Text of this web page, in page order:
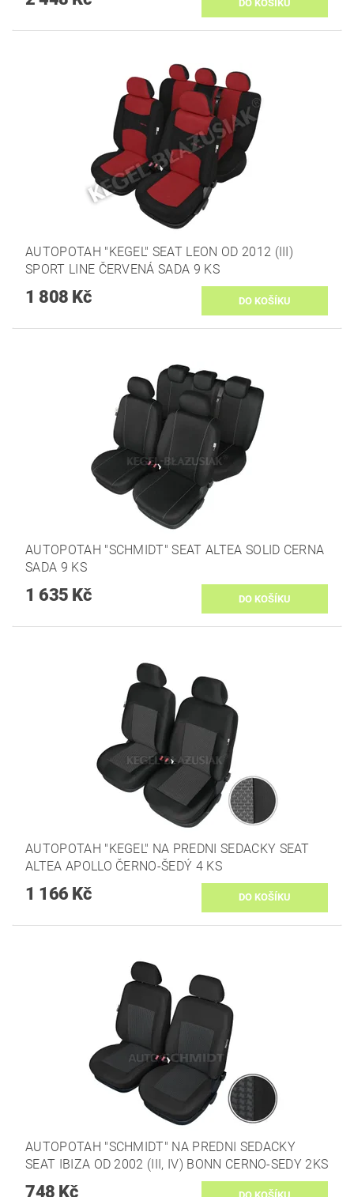
AUTOPOTAH "KEGEL" SEAT LEON OD 2012 (III)
SPORT LINE ČERVENÁ SADA 9 KS
1 808 Kč
AUTOPOTAH "SCHMIDT" SEAT ALTEA SOLID CERNA
SADA 9 KS
1 635 Kč
AUTOPOTAH "KEGEL" NA PREDNI SEDACKY SEAT
ALTEA APOLLO ČERNO-ŠEDÝ 4 KS
1 166 Kč
AUTOPOTAH "SCHMIDT" NA PREDNI SEDACKY
SEAT IBIZA OD 2002 (III, IV) BONN CERNO-SEDY 2KS
748 Kč